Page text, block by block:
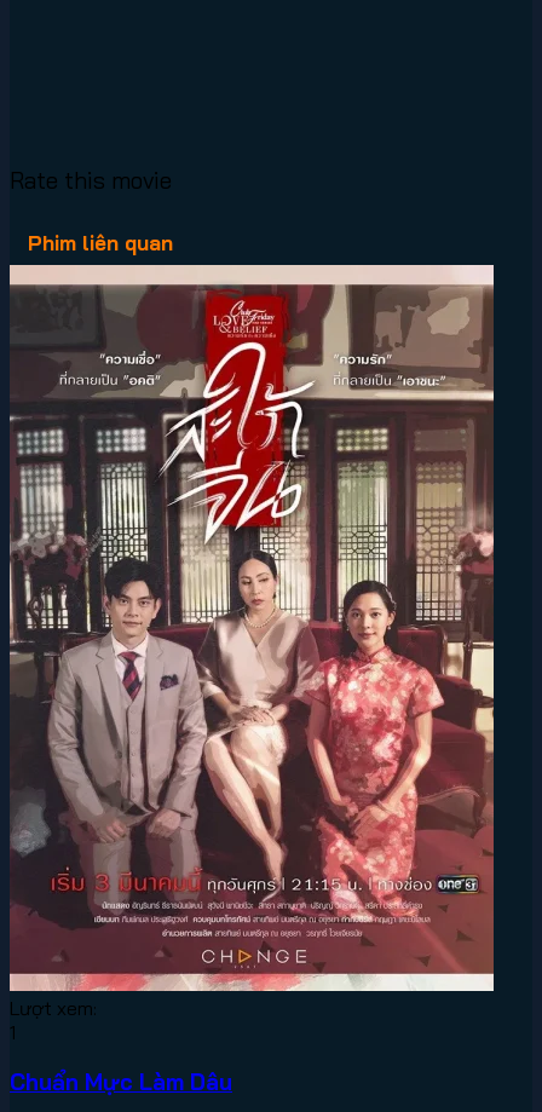
Rate this movie
Phim liên quan
Lượt xem:
1
Chuẩn Mực Làm Dâu